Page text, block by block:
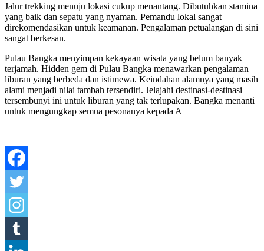
Jalur trekking menuju lokasi cukup menantang. Dibutuhkan stamina
yang baik dan sepatu yang nyaman. Pemandu lokal sangat
direkomendasikan untuk keamanan. Pengalaman petualangan di sini
sangat berkesan.
Pulau Bangka menyimpan kekayaan wisata yang belum banyak
terjamah. Hidden gem di Pulau Bangka menawarkan pengalaman
liburan yang berbeda dan istimewa. Keindahan alamnya yang masih
alami menjadi nilai tambah tersendiri. Jelajahi destinasi-destinasi
tersembunyi ini untuk liburan yang tak terlupakan. Bangka menanti
untuk mengungkap semua pesonanya kepada A